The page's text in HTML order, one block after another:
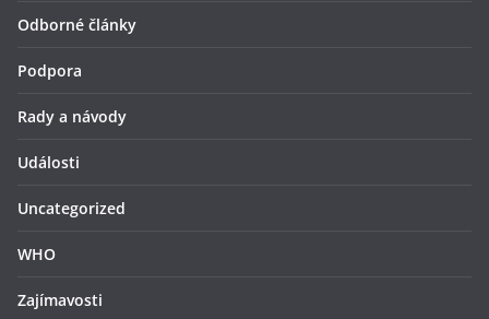
Odborné články
Podpora
Rady a návody
Události
Uncategorized
WHO
Zajímavosti